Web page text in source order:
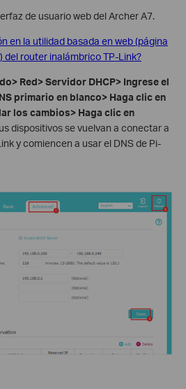
de usuario web del Archer A7.
en la utilidad basada en web (página
del router inalámbrico TP-Link?
Red> Servidor DHCP> Ingrese el
primario en blanco> Haga clic en
los cambios> Haga clic en
dispositivos se vuelvan a conectar a
y comiencen a usar el DNS de Pi-